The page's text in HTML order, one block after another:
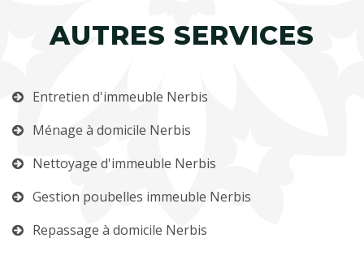
AUTRES SERVICES
Entretien d'immeuble Nerbis
Ménage à domicile Nerbis
Nettoyage d'immeuble Nerbis
Gestion poubelles immeuble Nerbis
Repassage à domicile Nerbis